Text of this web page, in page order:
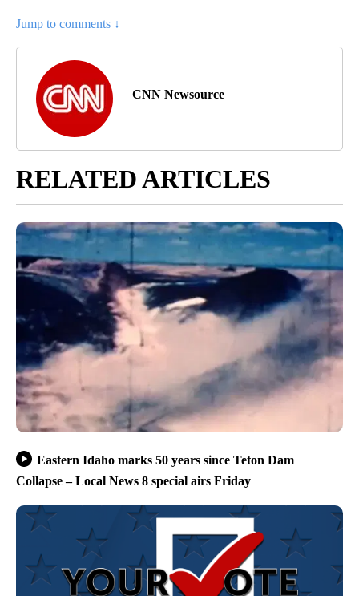
Jump to comments ↓
CNN Newsource
RELATED ARTICLES
Eastern Idaho marks 50 years since Teton Dam
Collapse – Local News 8 special airs Friday